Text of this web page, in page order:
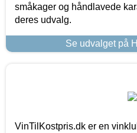
småkager og håndlavede
deres udvalg.
Se udvalget på
VinTilKostpris.dk er en